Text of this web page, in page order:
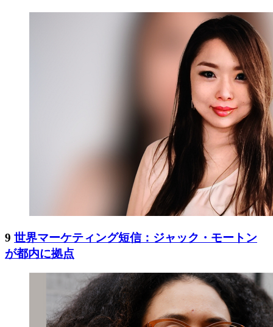
9 世界マーケティング短信：ジャック・モートン
が都内に拠点